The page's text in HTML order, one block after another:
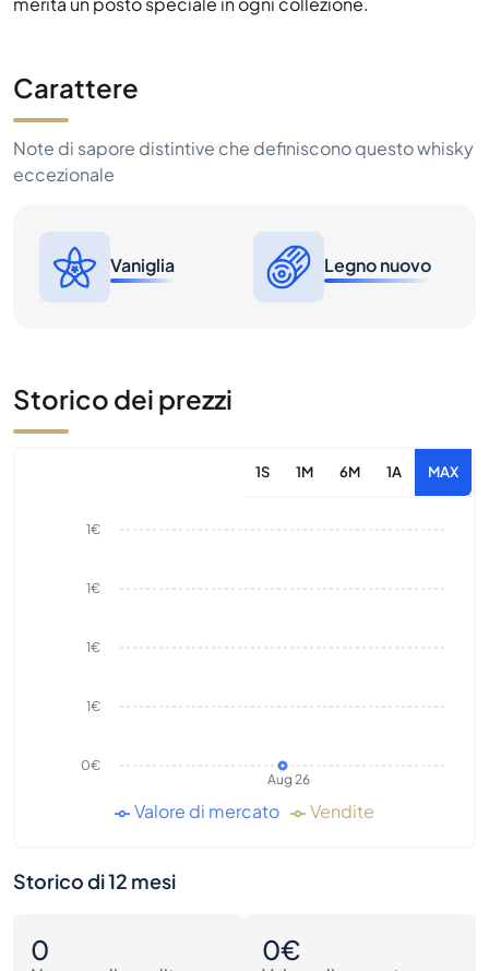
Carattere
Note di sapore distintive che definiscono questo whisky
eccezionale
Vaniglia Legno nuovo
Storico dei prezzi
1S 1M 6M 1A MAX
Aug 26
0€
1€
1€
1€
1€
Valore di mercato Vendite
Storico di 12 mesi
0 0€